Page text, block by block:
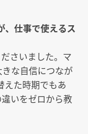
仕事で使えるス
さいました。マ
な自信につなが
えた時期でもあ
いをゼロから教